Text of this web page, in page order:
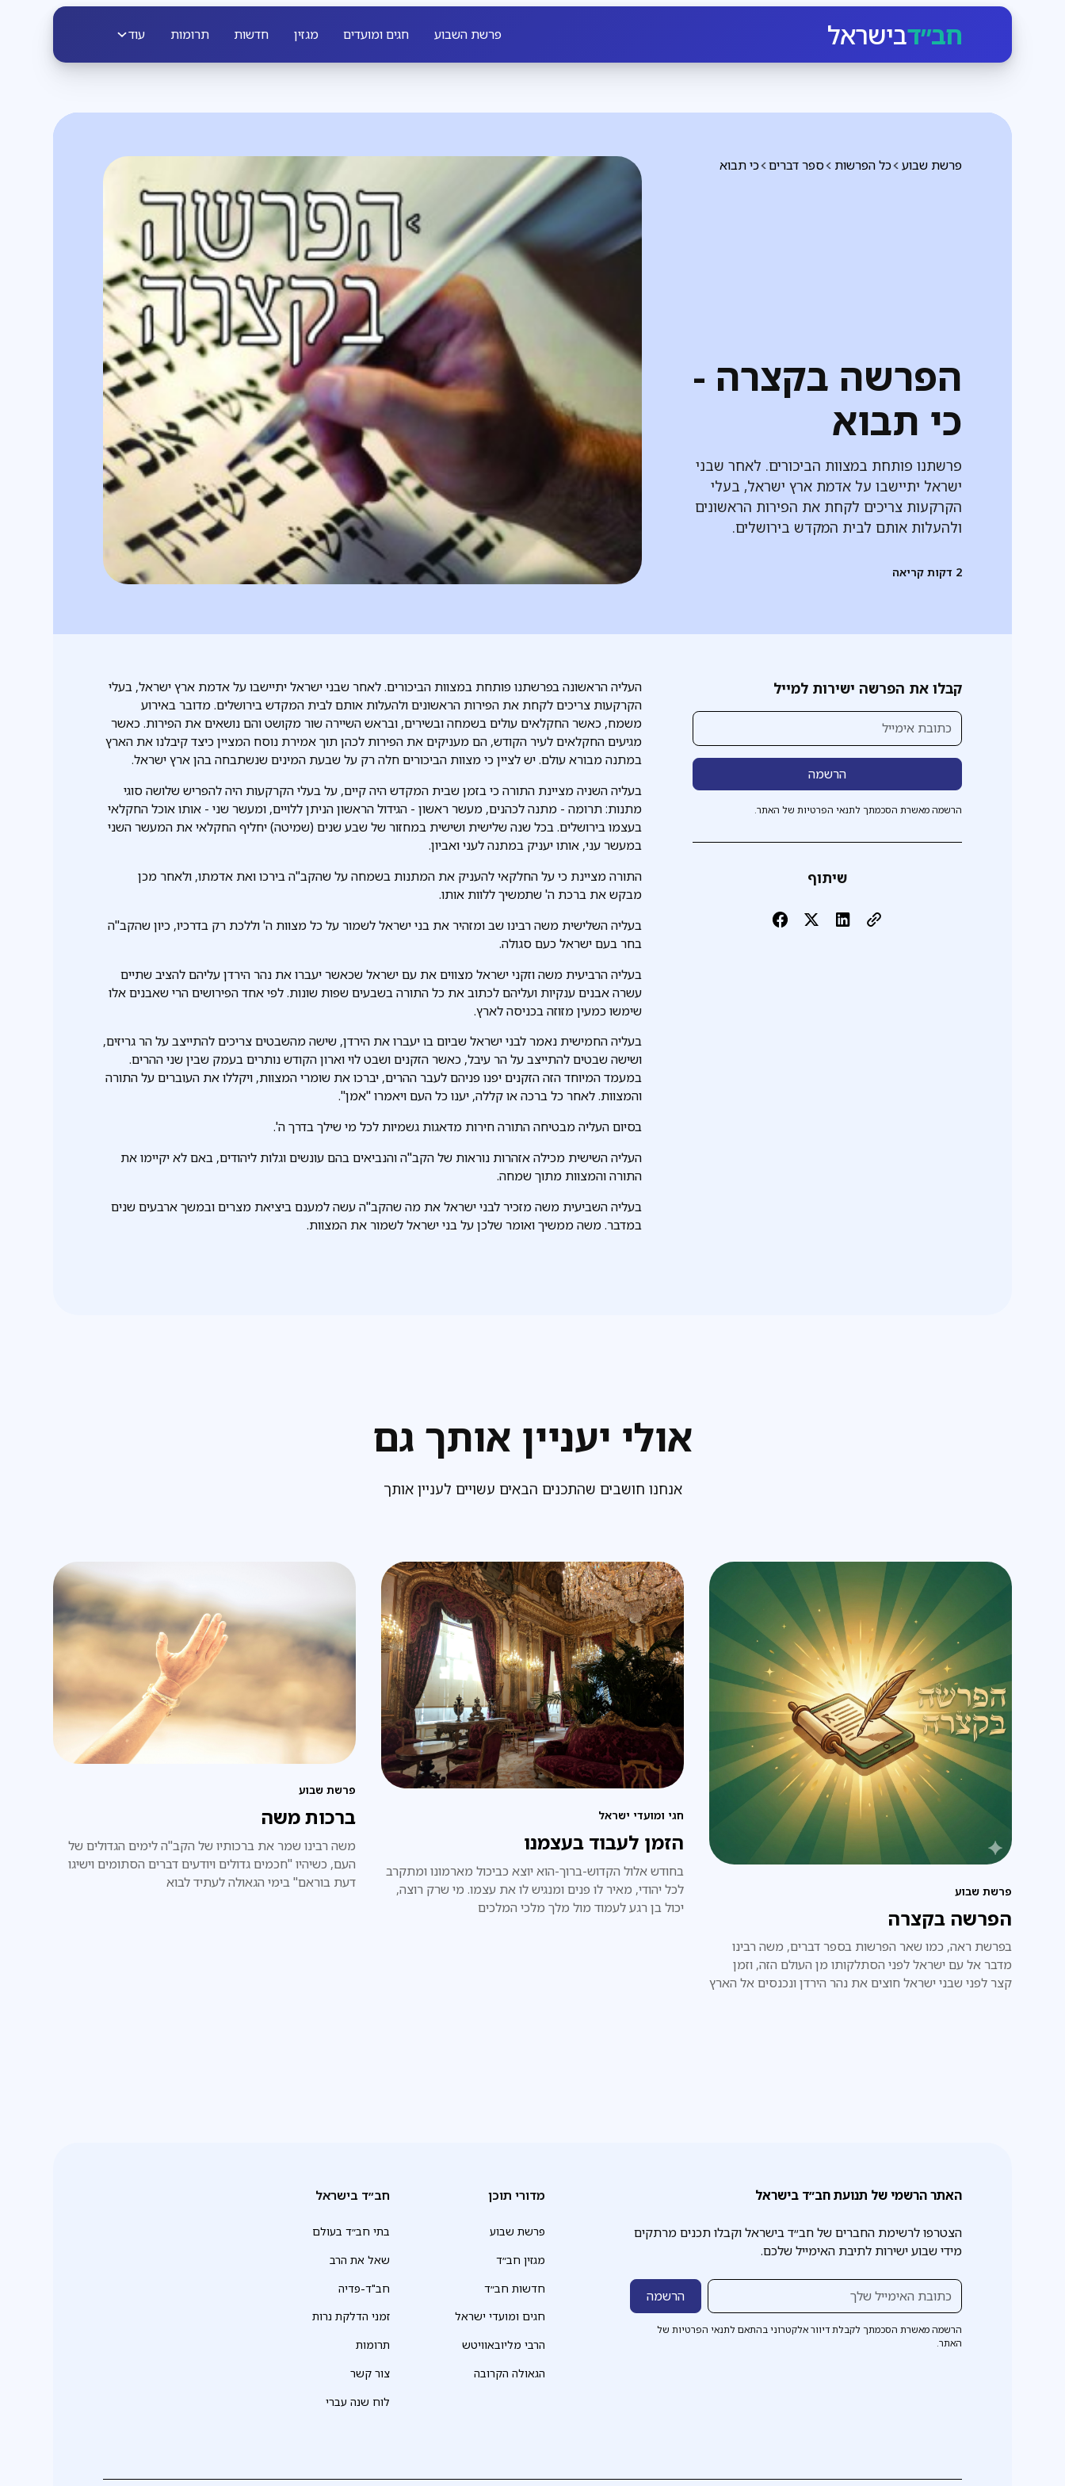
חב״דבישראל פרשת השבוע חגים ומועדים מגזין חדשות תרומות עוד
כי תבוא ספר דברים כל הפרשות פרשת שבוע
הפרשה בקצרה -
כי תבוא
פרשתנו פותחת במצוות הביכורים. לאחר שבני
ישראל יתיישבו על אדמת ארץ ישראל, בעלי
הקרקעות צריכים לקחת את הפירות הראשונים
ולהעלות אותם לבית המקדש בירושלים.
2 דקות קריאה
קבלו את הפרשה ישירות למייל
הרשמה מאשרת הסכמתך לתנאי הפרטיות של האתר.
שיתוף
העליה הראשונה בפרשתנו פותחת במצוות הביכורים. לאחר שבני ישראל יתיישבו על אדמת ארץ ישראל, בעלי
הקרקעות צריכים לקחת את הפירות הראשונים ולהעלות אותם לבית המקדש בירושלים. מדובר באירוע
משמח, כאשר החקלאים עולים בשמחה ובשירים, ובראש השיירה שור מקושט והם נושאים את הפירות. כאשר
מגיעים החקלאים לעיר הקודש, הם מעניקים את הפירות לכהן תוך אמירת נוסח המציין כיצד קיבלנו את הארץ
במתנה מבורא עולם. יש לציין כי מצוות הביכורים חלה רק על שבעת המינים שנשתבחה בהן ארץ ישראל.
בעליה השניה מציינת התורה כי בזמן שבית המקדש היה קיים, על בעלי הקרקעות היה להפריש שלושה סוגי
מתנות: תרומה - מתנה לכהנים, מעשר ראשון - הגידול הראשון הניתן ללויים, ומעשר שני - אותו אוכל החקלאי
בעצמו בירושלים. בכל שנה שלישית ושישית במחזור של שבע שנים (שמיטה) יחליף החקלאי את המעשר השני
במעשר עני, אותו יעניק במתנה לעני ואביון.
התורה מציינת כי על החלקאי להעניק את המתנות בשמחה על שהקב"ה בירכו ואת אדמתו, ולאחר מכן
מבקש את ברכת ה' שתמשיך ללוות אותו.
בעליה השלישית משה רבינו שב ומזהיר את בני ישראל לשמור על כל מצוות ה' וללכת רק בדרכיו, כיון שהקב"ה
בחר בעם ישראל כעם סגולה.
בעליה הרביעית משה וזקני ישראל מצווים את עם ישראל שכאשר יעברו את נהר הירדן עליהם להציב שתיים
עשרה אבנים ענקיות ועליהם לכתוב את כל התורה בשבעים שפות שונות. לפי אחד הפירושים הרי שאבנים אלו
שימשו כמעין מזוזה בכניסה לארץ.
בעליה החמישית נאמר לבני ישראל שביום בו יעברו את הירדן, שישה מהשבטים צריכים להתייצב על הר גריזים,
ושישה שבטים להתייצב על הר עיבל, כאשר הזקנים ושבט לוי וארון הקודש נותרים בעמק שבין שני ההרים.
במעמד המיוחד הזה הזקנים יפנו פניהם לעבר ההרים, יברכו את שומרי המצוות, ויקללו את העוברים על התורה
והמצוות. לאחר כל ברכה או קללה, יענו כל העם ויאמרו "אמן".
בסיום העליה מבטיחה התורה חירות מדאגות גשמיות לכל מי שילך בדרך ה'.
העליה השישית מכילה אזהרות נוראות של הקב"ה והנביאים בהם עונשים וגלות ליהודים, באם לא יקיימו את
התורה והמצוות מתוך שמחה.
בעליה השביעית משה מזכיר לבני ישראל את מה שהקב"ה עשה למענם ביציאת מצרים ובמשך ארבעים שנים
במדבר. משה ממשיך ואומר שלכן על בני ישראל לשמור את המצוות.
אולי יעניין אותך גם
אנחנו חושבים שהתכנים הבאים עשויים לעניין אותך
פרשת שבוע
הפרשה בקצרה
בפרשת ראה, כמו שאר הפרשות בספר דברים, משה רבינו
מדבר אל עם ישראל לפני הסתלקותו מן העולם הזה, וזמן
קצר לפני שבני ישראל חוצים את נהר הירדן ונכנסים אל הארץ
חגי ומועדי ישראל
הזמן לעבוד בעצמנו
בחודש אלול הקדוש-ברוך-הוא יוצא כביכול מארמונו ומתקרב
לכל יהודי, מאיר לו פנים ומנגיש לו את עצמו. מי שרק רוצה,
יכול בן רגע לעמוד מול מלך מלכי המלכים
פרשת שבוע
ברכות משה
משה רבינו שמר את ברכותיו של הקב"ה לימים הגדולים של
העם, כשיהיו "חכמים גדולים ויודעים דברים הסתומים וישיגו
דעת בוראם" בימי הגאולה לעתיד לבוא
האתר הרשמי של תנועת חב״ד בישראל
הצטרפו לרשימת החברים של חב״ד בישראל וקבלו תכנים מרתקים
מידי שבוע ישירות לתיבת האימייל שלכם.
הרשמה מאשרת הסכמתך לקבלת דיוור אלקטרוני בהתאם לתנאי הפרטיות של
האתר.
מדורי תוכן
פרשת שבוע
מגזין חב״ד
חדשות חב״ד
חגים ומועדי ישראל
הרבי מליובאוויטש
הגאולה הקרובה
חב״ד בישראל
בתי חב״ד בעולם
שאל את הרב
חב"ד-פדיה
זמני הדלקת נרות
תרומות
צור קשר
לוח שנה עברי